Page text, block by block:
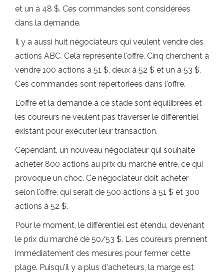
et un à 48 $. Ces commandes sont considérées
dans la demande.
Il y a aussi huit négociateurs qui veulent vendre des
actions ABC. Cela représente l'offre. Cinq cherchent à
vendre 100 actions à 51 $, deux à 52 $ et un à 53 $.
Ces commandes sont répertoriées dans l'offre.
L'offre et la demande à ce stade sont équilibrées et
les coureurs ne veulent pas traverser le différentiel
existant pour exécuter leur transaction.
Cependant, un nouveau négociateur qui souhaite
acheter 800 actions au prix du marché entre, ce qui
provoque un choc. Ce négociateur doit acheter
selon l'offre, qui serait de 500 actions à 51 $ et 300
actions à 52 $.
Pour le moment, le différentiel est étendu, devenant
le prix du marché de 50/53 $. Les coureurs prennent
immédiatement des mesures pour fermer cette
plage. Puisqu'il y a plus d'acheteurs, la marge est